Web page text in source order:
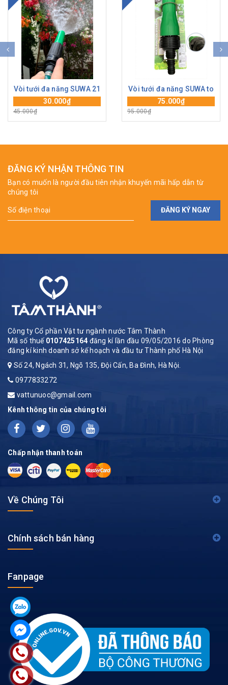
Vòi tưới đa năng SUWA 21
30.000₫
45.000₫
Vòi tưới đa năng SUWA to
75.000₫
95.000₫
ĐĂNG KÝ NHẬN THÔNG TIN
Bạn có muốn là người đầu tiên nhận khuyến mãi hấp dẫn từ
chúng tôi
ĐĂNG KÝ NGAY
Công ty Cổ phần Vật tư ngành nước Tâm Thành
Mã số thuế 0107425164 đăng kí lần đầu 09/05/2016 do Phòng
đăng kí kinh doanh sở kế hoạch và đầu tư Thành phố Hà Nội
Số 24, Ngách 31, Ngõ 135, Đội Cấn, Ba Đình, Hà Nội.
0977833272
vattunuoc@gmail.com
Kênh thông tin của chúng tôi
Chấp nhận thanh toán
Về Chúng Tôi
Chính sách bán hàng
Fanpage